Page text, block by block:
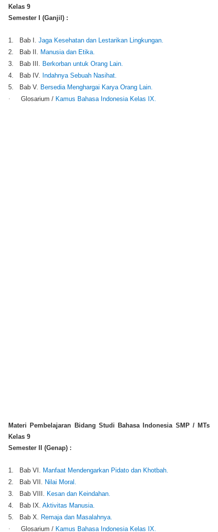
Kelas 9
Semester I (Ganjil) :
1. Bab I. Jaga Kesehatan dan Lestarikan Lingkungan.
2.
Bab II. Manusia dan Etika.
3.
Bab III. Berkorban untuk Orang Lain.
4.
Bab IV. Indahnya Sebuah Nasihat.
5.
Bab V. Bersedia Menghargai Karya Orang Lain.
·
Glosarium / Kamus Bahasa Indonesia Kelas IX.
Materi Pembelajaran Bidang Studi Bahasa Indonesia SMP / MTs
Kelas 9
Semester II (Genap) :
1. Bab VI. Manfaat Mendengarkan Pidato dan Khotbah.
2.
Bab VII. Nilai Moral.
3.
Bab VIII. Kesan dan Keindahan.
4.
Bab IX. Aktivitas Manusia.
5.
Bab X. Remaja dan Masalahnya.
·
Glosarium / Kamus Bahasa Indonesia Kelas IX.